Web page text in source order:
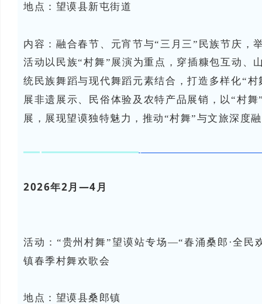
地点：望谟县新屯街道
内容：融合春节、元宵节与“三月三”民族节庆，
活动以民族“村舞”展演为重点，穿插糠包互动、
统民族舞蹈与现代舞蹈元素结合，打造多样化“
展非遗展示、民俗体验及农特产品展销，以“村
展，展现望谟独特魅力，推动“村舞”与文旅深度
2026年2月—4月
活动： “贵州村舞”望谟站专场—“春涌桑郎·全民
镇春季村舞欢歌会
地点：望谟县桑郎镇